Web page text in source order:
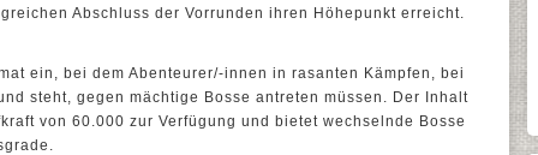
Abschluss der Vorrunden ihren Höhepunkt erreicht.
ein, bei dem Abenteurer/-innen in rasanten Kämpfen, bei
steht, gegen mächtige Bosse antreten müssen. Der Inhalt
von 60.000 zur Verfügung und bietet wechselnde Bosse